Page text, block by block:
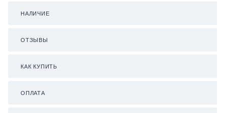
НАЛИЧИЕ
ОТЗЫВЫ
КАК КУПИТЬ
ОПЛАТА